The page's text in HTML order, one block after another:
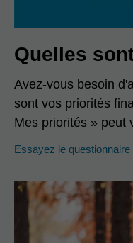
Quelles
Avez-vous besoin
sont vos priorités
Mes priorités » peut
Essayez le questionnaire